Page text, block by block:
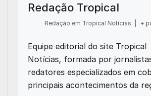
Redação Tropical
Redação em Tropical Notícias +
Equipe editorial do site Tropical
Notícias, formada por
redatores especializados em
principais acontecimentos da